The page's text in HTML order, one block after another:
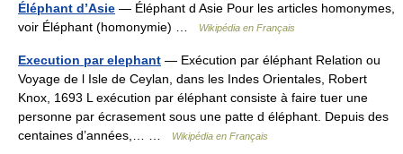
Éléphant d’Asie — Éléphant d Asie Pour les articles homonymes,
voir Éléphant (homonymie) …
Wikipédia en Français
Execution par elephant — Exécution par éléphant Relation ou
Voyage de l Isle de Ceylan, dans les Indes Orientales, Robert
Knox, 1693 L exécution par éléphant consiste à faire tuer une
personne par écrasement sous une patte d éléphant. Depuis des
centaines d’années,… …
Wikipédia en Français